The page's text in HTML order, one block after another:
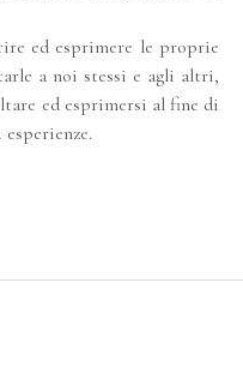
ed esprimere le proprie
a noi stessi e agli altri,
ed esprimersi al fine di